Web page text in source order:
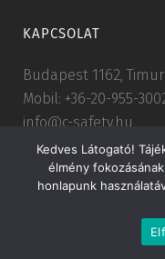
KAPCSOLAT
Budapest 1162,
Mobil: +36-20-955-
info@c-safety.hu
Kedves Látogató!
élmény
honlapunk